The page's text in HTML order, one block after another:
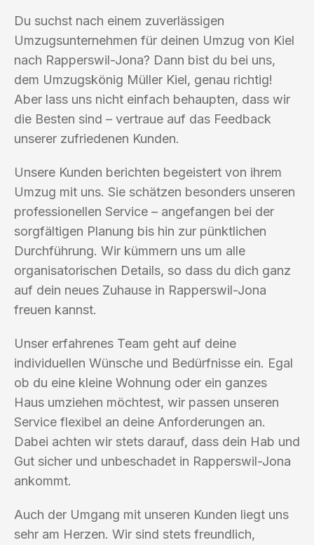
Du suchst nach einem zuverlässigen
Umzugsunternehmen für deinen Umzug von Kiel
nach Rapperswil-Jona? Dann bist du bei uns,
dem Umzugskönig Müller Kiel, genau richtig!
Aber lass uns nicht einfach behaupten, dass wir
die Besten sind – vertraue auf das Feedback
unserer zufriedenen Kunden.
Unsere Kunden berichten begeistert von ihrem
Umzug mit uns. Sie schätzen besonders unseren
professionellen Service – angefangen bei der
sorgfältigen Planung bis hin zur pünktlichen
Durchführung. Wir kümmern uns um alle
organisatorischen Details, so dass du dich ganz
auf dein neues Zuhause in Rapperswil-Jona
freuen kannst.
Unser erfahrenes Team geht auf deine
individuellen Wünsche und Bedürfnisse ein. Egal
ob du eine kleine Wohnung oder ein ganzes
Haus umziehen möchtest, wir passen unseren
Service flexibel an deine Anforderungen an.
Dabei achten wir stets darauf, dass dein Hab und
Gut sicher und unbeschadet in Rapperswil-Jona
ankommt.
Auch der Umgang mit unseren Kunden liegt uns
sehr am Herzen. Wir sind stets freundlich,